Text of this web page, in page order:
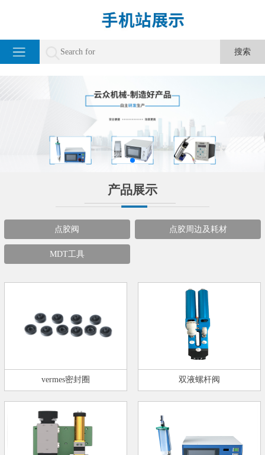
产品展示
点胶阀 点胶周边及耗材
MDT工具
vermes密封圈 双液螺杆阀